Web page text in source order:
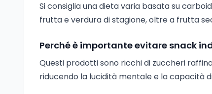
Si consiglia una dieta varia basata su
frutta e verdura di stagione, oltre a frutta
Perché è importante evitare snack
Questi prodotti sono ricchi di zuccheri
riducendo la lucidità mentale e la capacità